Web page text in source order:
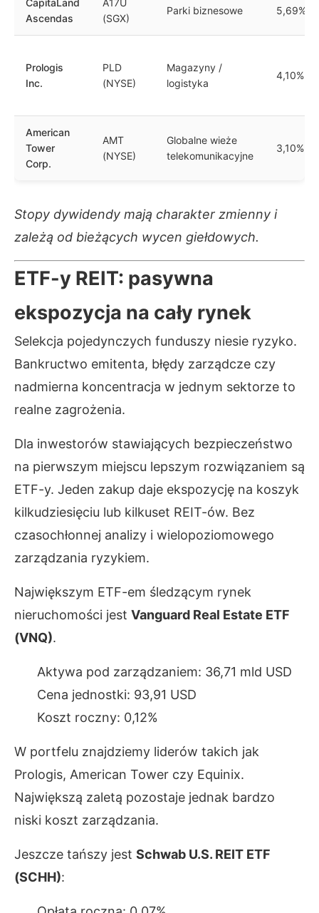
CapitaLand
Ascendas
A17U
(SGX)
Parki biznesowe 5,69%
Prologis
Inc.
PLD
(NYSE)
Magazyny /
logistyka
4,10%
American
Tower
Corp.
AMT
(NYSE)
Globalne wieże
telekomunikacyjne
3,10%
Stopy dywidendy mają charakter zmienny i
zależą od bieżących wycen giełdowych.
ETF-y REIT: pasywna
ekspozycja na cały rynek
Selekcja pojedynczych funduszy niesie ryzyko.
Bankructwo emitenta, błędy zarządcze czy
nadmierna koncentracja w jednym sektorze to
realne zagrożenia.
Dla inwestorów stawiających bezpieczeństwo
na pierwszym miejscu lepszym rozwiązaniem są
ETF-y. Jeden zakup daje ekspozycję na koszyk
kilkudziesięciu lub kilkuset REIT-ów. Bez
czasochłonnej analizy i wielopoziomowego
zarządzania ryzykiem.
Największym ETF-em śledzącym rynek
nieruchomości jest Vanguard Real Estate ETF
(VNQ).
Aktywa pod zarządzaniem: 36,71 mld USD
Cena jednostki: 93,91 USD
Koszt roczny: 0,12%
W portfelu znajdziemy liderów takich jak
Prologis, American Tower czy Equinix.
Największą zaletą pozostaje jednak bardzo
niski koszt zarządzania.
Jeszcze tańszy jest Schwab U.S. REIT ETF
(SCHH):